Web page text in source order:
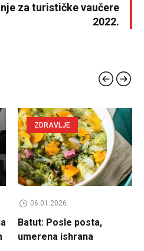
za turističke vaučere
2022.
ZDRAVLJE
06.01.2026.
Batut: Posle posta,
umerena ishrana